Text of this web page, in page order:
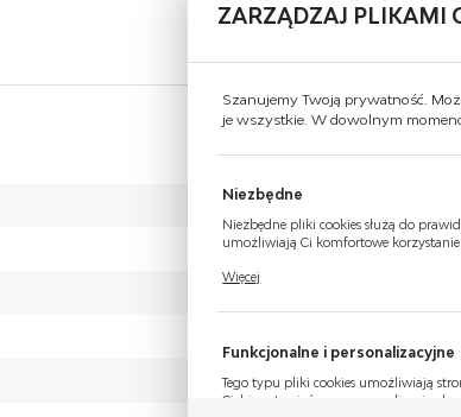
Znak
ZARZĄDZAJ PLIKAMI
Szanujemy Twoją prywatność.
je wszystkie. W dowolnym
Niezbędne
Niezbędne pliki cookies służą do
umożliwiają Ci komfortowe
Twoich ustawień preferencji
Więcej
Funkcjonalne i personalizacyjne
Tego typu pliki cookies umożliwiają
Ciebie ustawień oraz personalizację